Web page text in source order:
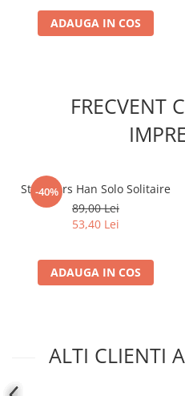
KPop Demon Hunters
Retro Arcade – Jocuri, Console si
Hello Kitty - Produse Oficiale
Comic Books (Benzi Desenate)
DragonBallZ
Yu-Gi-Oh!
Pokemon TCG
Accesorii TCG
Weis Schwarz
Flesh and Blood
ADAUGA IN COS
FRECVENT
-40%
Star Wars Han Solo Solitaire
89,00 Lei
53,40 Lei
ADAUGA IN COS
ALTI CLIENTI